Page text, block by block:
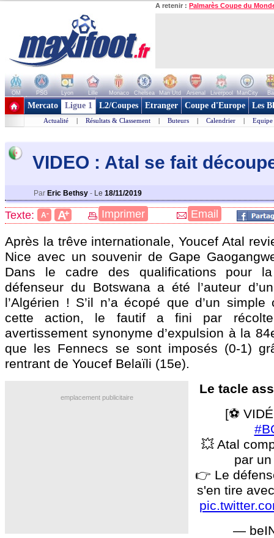
A retenir : Palmarès Coupe du
OM PSG Lyon Lille Monaco Chelsea Man Utd Arsenal Liverpool ManCity
+ de clubs
Mercato Ligue 1 L2/Coupes Etranger Coupe d'Europe Les
Actualité | Résultats & Classement | Buteurs | Calendrier | Equipe
VIDEO : Atal se fait
Par Eric Bethsy - Le 18/11/2019
Texte: A- A+ Imprimer Email
Après la trêve internationale, Youcef Atal
Nice avec un souvenir de Gape
Dans le cadre des qualifications pour
défenseur du Botswana a été l’auteur
l’Algérien ! S’il n’a écopé que d’un
cette action, le fautif a fini par
avertissement synonyme d’expulsion à la
que les Fennecs se sont imposés (0-1)
rentrant de Youcef Belaïli (15e).
emplacement publicitaire
Le tacle
[⚽️
💥 Atal
par
👉 Le
s'en tire
—